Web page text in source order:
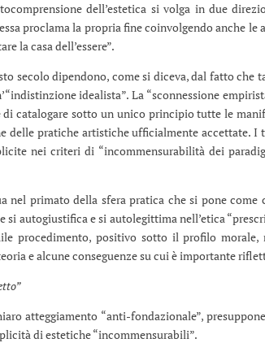
dell’estetica si volga in due
proclama la propria fine coinvolgendo anche le
la casa dell’essere”.
secolo dipendono, come si diceva, dal fatto che
idealista”. La “sconnessione
di catalogare sotto un unico principio tutte le
pratiche artistiche ufficialmente accettate. I
nei criteri di “incommensurabilità dei
nel primato della sfera pratica che si pone
si autogiustifica e si autolegittima nell’etica
procedimento, positivo sotto il profilo
e alcune conseguenze su cui è importante
atteggiamento “anti-fondazionale”,
di estetiche “incommensurabili”.